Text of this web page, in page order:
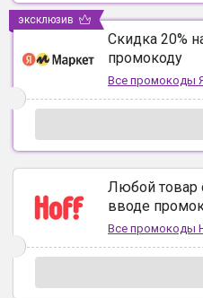
Скидка 20%
промокоду
Все промокоды
эксклюзив
Любой товар
вводе
Все промокоды